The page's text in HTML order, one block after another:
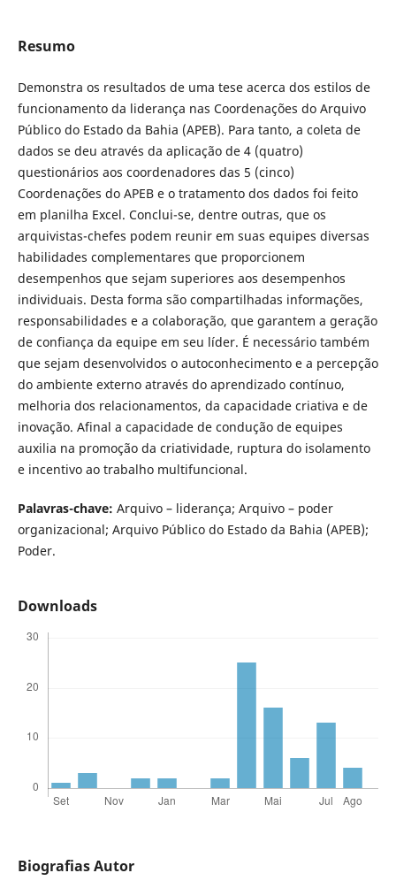
Resumo
Demonstra os resultados de uma tese acerca dos estilos de
funcionamento da liderança nas Coordenações do Arquivo
Público do Estado da Bahia (APEB). Para tanto, a coleta de
dados se deu através da aplicação de 4 (quatro)
questionários aos coordenadores das 5 (cinco)
Coordenações do APEB e o tratamento dos dados foi feito
em planilha Excel. Conclui-se, dentre outras, que os
arquivistas-chefes podem reunir em suas equipes diversas
habilidades complementares que proporcionem
desempenhos que sejam superiores aos desempenhos
individuais. Desta forma são compartilhadas informações,
responsabilidades e a colaboração, que garantem a geração
de confiança da equipe em seu líder. É necessário também
que sejam desenvolvidos o autoconhecimento e a percepção
do ambiente externo através do aprendizado contínuo,
melhoria dos relacionamentos, da capacidade criativa e de
inovação. Afinal a capacidade de condução de equipes
auxilia na promoção da criatividade, ruptura do isolamento
e incentivo ao trabalho multifuncional.
Palavras-chave: Arquivo – liderança; Arquivo – poder
organizacional; Arquivo Público do Estado da Bahia (APEB);
Poder.
Downloads
Biografias Autor